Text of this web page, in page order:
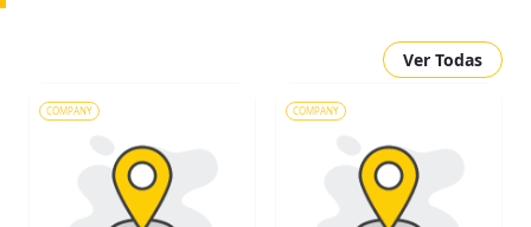
Ver Todas
COMPANY COMPANY